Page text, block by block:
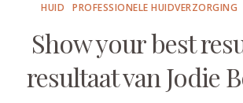
HUID PROFESSIONELE HUIDVERZORGING
Show your best
resultaat van Jodie